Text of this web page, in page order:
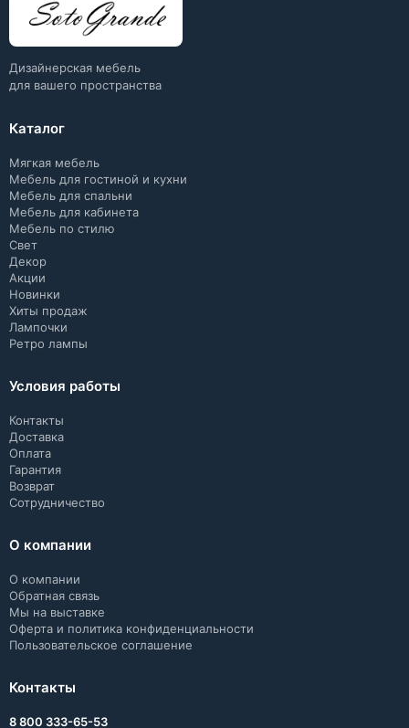
Дизайнерская мебель
для вашего пространства
Каталог
Мягкая мебель
Мебель для гостиной и кухни
Мебель для спальни
Мебель для кабинета
Мебель по стилю
Свет
Декор
Акции
Новинки
Хиты продаж
Лампочки
Ретро лампы
Условия работы
Контакты
Доставка
Оплата
Гарантия
Возврат
Сотрудничество
О компании
О компании
Обратная связь
Мы на выставке
Оферта и политика конфиденциальности
Пользовательское соглашение
Контакты
8 800 333-65-53